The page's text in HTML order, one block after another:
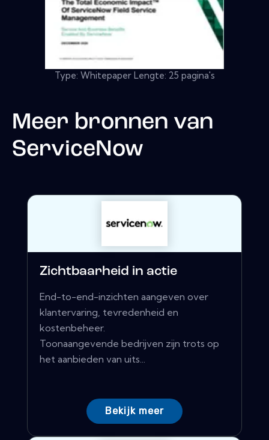
Type: Whitepaper Lengte: 25 pagina's
Meer bronnen van
ServiceNow
Zichtbaarheid in actie
End-to-end-inzichten aangeven over
klantervaring, tevredenheid en
kostenbeheer.
Toonaangevende bedrijven zijn trots op
het aanbieden van uits...
Bekijk meer